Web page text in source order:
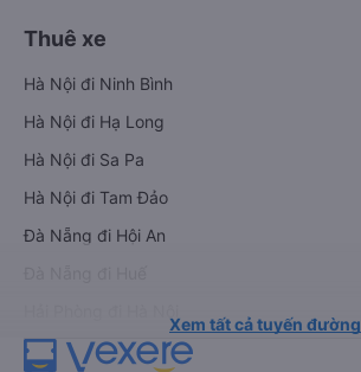
Thuê xe
Hà Nội đi Ninh Bình
Hà Nội đi Hạ Long
Hà Nội đi Sa Pa
Hà Nội đi Tam Đảo
Đà Nẵng đi Hội An
Xem tất cả tuyến đường